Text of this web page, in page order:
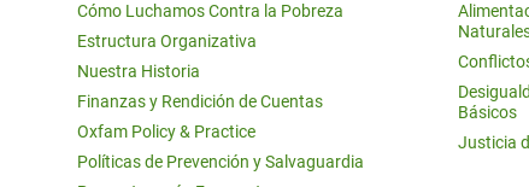
Cómo Luchamos Contra la Pobreza
Estructura Organizativa
Nuestra Historia
Finanzas y Rendición de Cuentas
Oxfam Policy & Practice
Políticas de Prevención y Salvaguardia
Básicos
Justicia